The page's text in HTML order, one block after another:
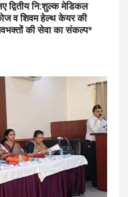
द्वितीय नि:शुल्क मेडिकल
व शिवम हेल्थ केयर की
की सेवा का संकल्प*